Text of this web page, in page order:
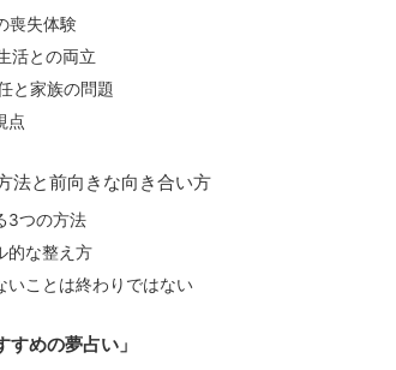
喪失体験
活との両立
と家族の問題
点
法と前向きな向き合い方
3つの方法
的な整え方
いことは終わりではない
すめの夢占い」